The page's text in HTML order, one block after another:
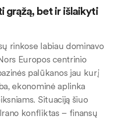
grąžą, bet ir išlaikyti
rinkose labiau dominavo
Europos centrinio
palūkanos jau kurį
ekonominė aplinka
Situaciją šiuo
konfliktas – finansų